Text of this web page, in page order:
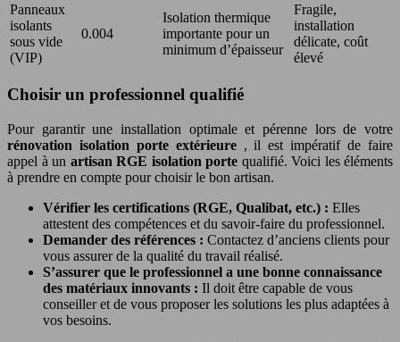
Panneaux
isolants
sous vide
(VIP)
0.004
Isolation thermique
importante pour un
minimum d’épaisseur
Fragile,
installation
délicate, coût
élevé
Choisir un professionnel qualifié
Pour garantir une installation optimale et pérenne lors de votre
rénovation isolation porte extérieure , il est impératif de faire
appel à un artisan RGE isolation porte qualifié. Voici les éléments
à prendre en compte pour choisir le bon artisan.
Vérifier les certifications (RGE, Qualibat, etc.) : Elles
attestent des compétences et du savoir-faire du professionnel.
Demander des références : Contactez d’anciens clients pour
vous assurer de la qualité du travail réalisé.
S’assurer que le professionnel a une bonne connaissance
des matériaux innovants : Il doit être capable de vous
conseiller et de vous proposer les solutions les plus adaptées à
vos besoins.